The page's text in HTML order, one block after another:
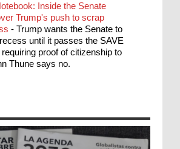
Inside the Senate
Trump's push to scrap
- Trump wants the Senate to
until it passes the SAVE
proof of citizenship to
Thune says no.